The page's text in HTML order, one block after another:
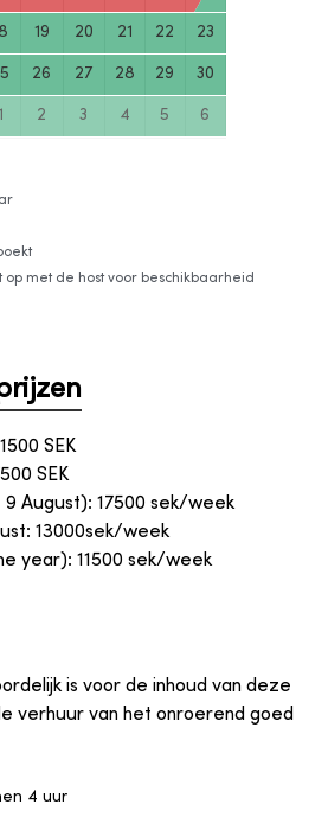
19 20 21 22 23
26 27 28 29 30
1 2 3 4 5 6
op met de host voor beschikbaarheid
SEK
SEK
9 August): 17500 sek/week
13000sek/week
year): 11500 sek/week
is voor de inhoud van deze
verhuur van het onroerend goed
4 uur